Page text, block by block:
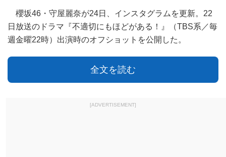
櫻坂46・守屋麗奈が24日、インスタグラムを更新。22
日放送のドラマ『不適切にもほどがある！』（TBS系／毎
週金曜22時）出演時のオフショットを公開した。
全文を読む
[ADVERTISEMENT]